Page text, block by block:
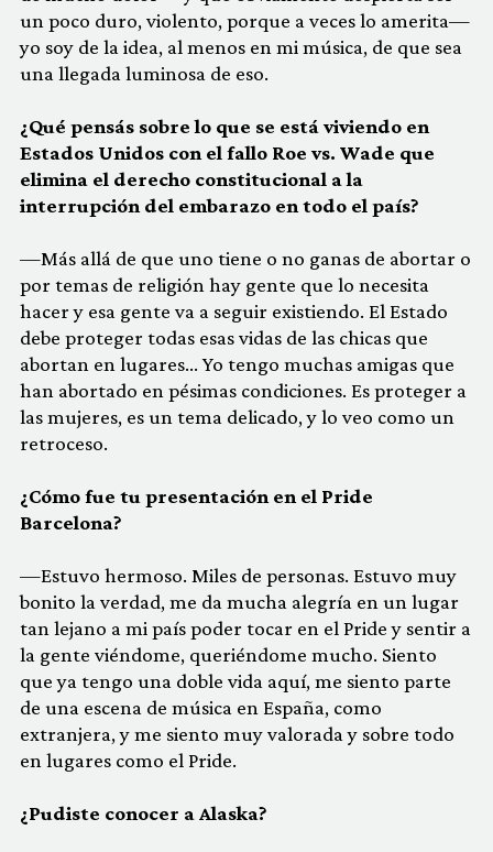
un poco duro, violento, porque a veces lo amerita—
yo soy de la idea, al menos en mi música, de que sea
una llegada luminosa de eso.
¿Qué pensás sobre lo que se está viviendo en
Estados Unidos con el fallo Roe vs. Wade que
elimina el derecho constitucional a la
interrupción del embarazo en todo el país?
—Más allá de que uno tiene o no ganas de abortar o
por temas de religión hay gente que lo necesita
hacer y esa gente va a seguir existiendo. El Estado
debe proteger todas esas vidas de las chicas que
abortan en lugares… Yo tengo muchas amigas que
han abortado en pésimas condiciones. Es proteger a
las mujeres, es un tema delicado, y lo veo como un
retroceso.
¿Cómo fue tu presentación en el Pride
Barcelona?
—Estuvo hermoso. Miles de personas. Estuvo muy
bonito la verdad, me da mucha alegría en un lugar
tan lejano a mi país poder tocar en el Pride y sentir a
la gente viéndome, queriéndome mucho. Siento
que ya tengo una doble vida aquí, me siento parte
de una escena de música en España, como
extranjera, y me siento muy valorada y sobre todo
en lugares como el Pride.
¿Pudiste conocer a Alaska?